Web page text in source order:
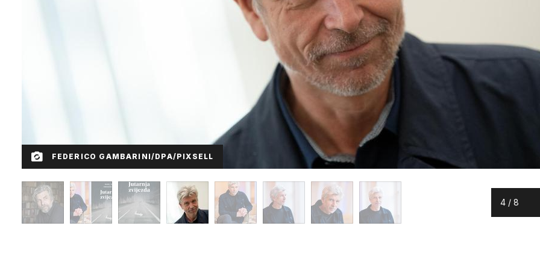
FEDERICO GAMBARINI/DPA/PIXSELL
4 / 8